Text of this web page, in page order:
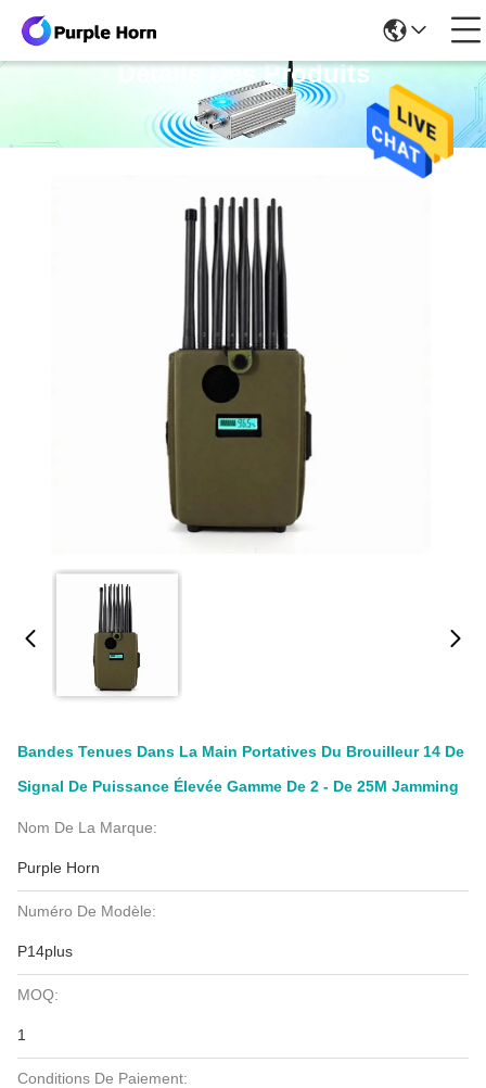
Détails Des Produits
Bandes Tenues Dans La Main Portatives Du Brouilleur 14 De
Signal De Puissance Élevée Gamme De 2 - De 25M Jamming
Nom De La Marque:
Purple Horn
Numéro De Modèle:
P14plus
MOQ:
1
Conditions De Paiement: